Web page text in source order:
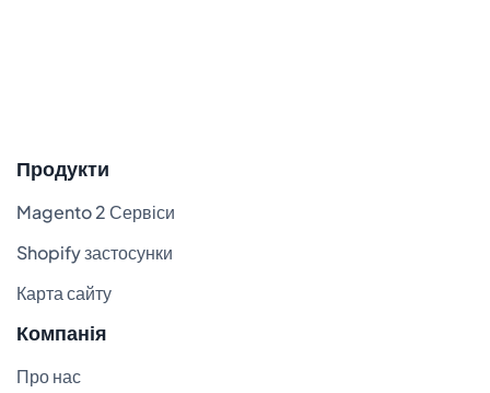
Продукти
Magento 2 Сервіси
Shopify застосунки
Карта сайту
Компанія
Про нас